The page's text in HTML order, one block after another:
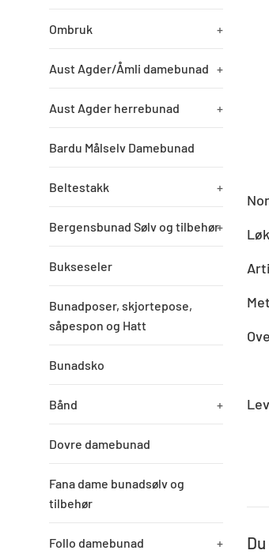
Ombruk +
Aust Agder/Åmli damebunad +
Aust Agder herrebunad +
Bardu Målselv Damebunad
Beltestakk +
Bergensbunad Sølv og tilbehør+
Bukseseler
Bunadposer, skjortepose,
såpespon og Hatt
Bunadsko
Bånd +
Dovre damebunad
Fana dame bunadsølv og
tilbehør
Follo damebunad +